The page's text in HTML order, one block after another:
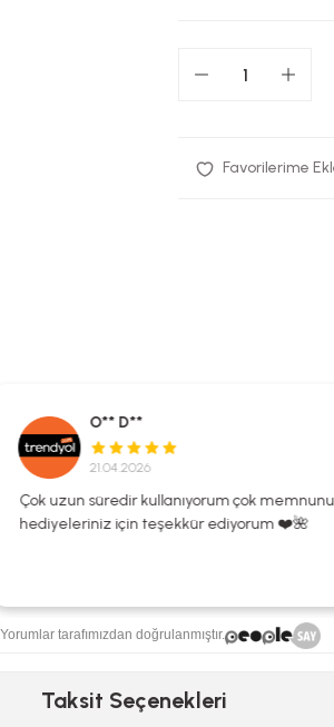
O** D**
21.04.2026
uzun süredir kullanıyorum çok memnunum
için teşekkür ediyorum ❤️🌺
Yorumlar tarafımızdan doğrulanmıştır.
Taksit Seçenekleri